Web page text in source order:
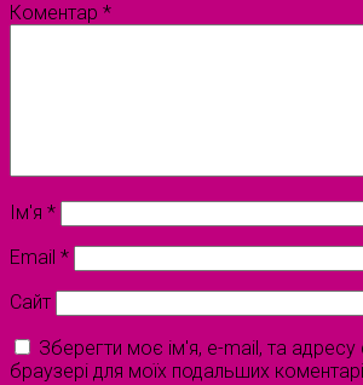
Коментар *
Ім'я *
Email *
Сайт
Зберегти моє ім'я, e-mail, та
браузері для моїх подальших